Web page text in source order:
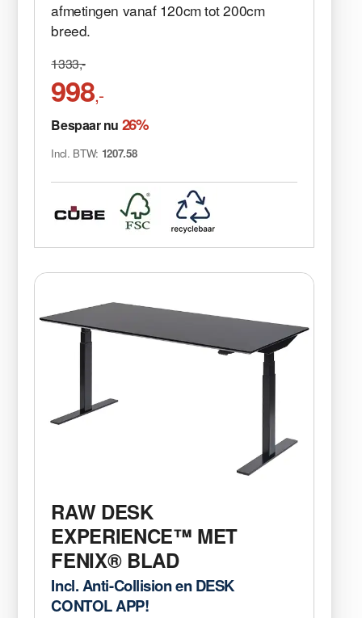
afmetingen vanaf 120cm tot 200cm
breed.
1333,-
998,-
Bespaar nu 26%
Incl. BTW: 1207.58
RAW DESK
EXPERIENCE™ MET
FENIX® BLAD
Incl. Anti-Collision en DESK
CONTOL APP!